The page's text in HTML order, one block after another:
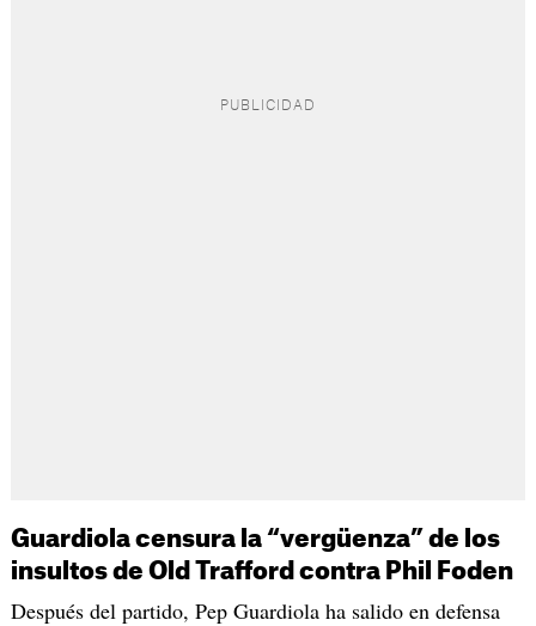
Guardiola censura la “vergüenza” de los
insultos de Old Trafford contra Phil Foden
Después del partido, Pep Guardiola ha salido en defensa